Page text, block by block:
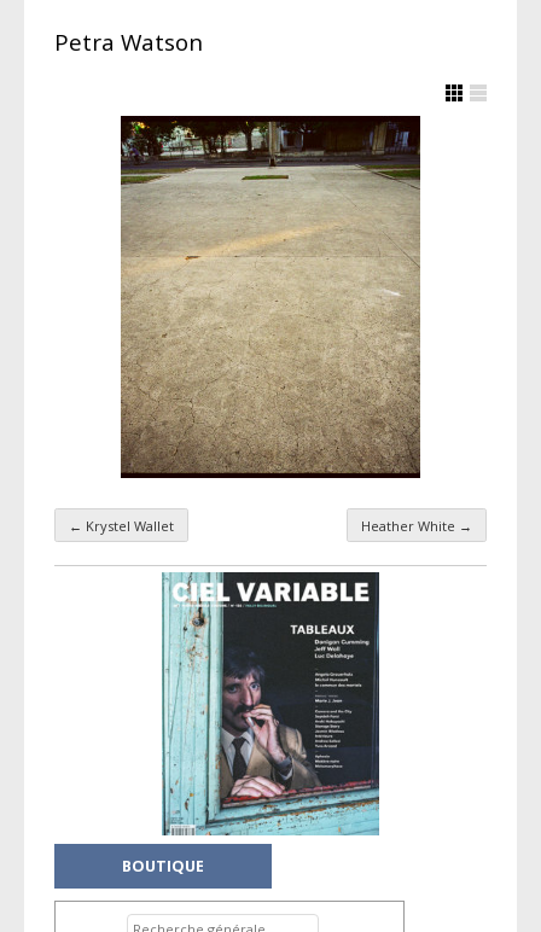
Petra Watson
Navigation par taxonomie
← Krystel Wallet Heather White →
BOUTIQUE